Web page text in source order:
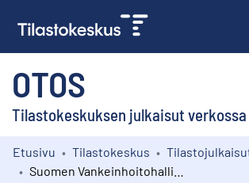
OTOS
Tilastokeskuksen julkaisut verkossa
Kokoelmat
Etusivu Tilastokeskus